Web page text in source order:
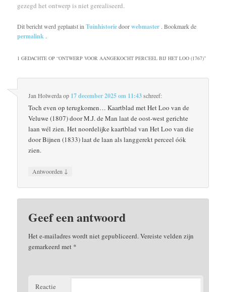
gezegd het ontwerp is niet gerealiseerd.
Dit bericht werd geplaatst inTuinhistoriedoorwebmaster . Bookmark de
permalink .
1 GEDACHTE OP “ONTWERP VOOR AANGEKOCHT PERCEEL BIJ HET LOO (1767)”
Jan Holwerdaop 17 december 2025 om 11:43schreef:
Toch even op terugkomen… Kaartblad met Het Loo van de
Veluwe (1807) door M.J. de Man laat de oost-west gerichte
laan wél zien. Het noordelijke kaartblad van Het Loo van die
door Bijnen (1833) laat de laan als langgerekt perceel óók
zien.
Antwoorden ↓
Geef een antwoord
Het e-mailadres wordt niet gepubliceerd.Vereiste velden zijn
gemarkeerd met *
Reactie